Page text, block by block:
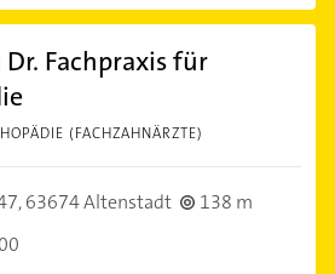
Fachpraxis für
(FACHZAHNÄRZTE)
63674 Altenstadt
138 m